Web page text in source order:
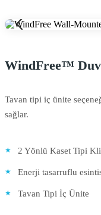
WindFree™
Tavan tipi iç ünite
sağlar.
2 Yönlü Kaset Tipi
Enerji tasarruflu
Tavan Tipi İç Ünite